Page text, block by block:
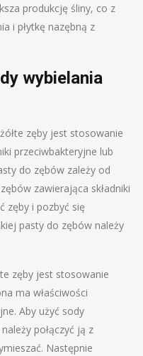
produkcję śliny, co z
i płytkę nazębną z
wybielania
zęby jest stosowanie
przeciwbakteryjne lub
do zębów zależy od
zawierająca składniki
zęby i pozbyć się
pasty do zębów należy
zęby jest stosowanie
ma właściwości
Aby użyć sody
połączyć ją z
Następnie